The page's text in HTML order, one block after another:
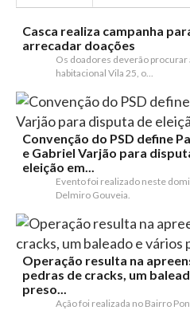
Casca realiza campanha
arrecadar doações
Os doadores deverão procurar
habitacional Vila 25, o...
Convenção do PSD define
e Gabriel Varjão para
eleição em...
Evento foi realizado neste
Delmiro Gouveia.
Operação resulta na
pedras de cracks, um
preso...
Ação foi realizada no Bairro